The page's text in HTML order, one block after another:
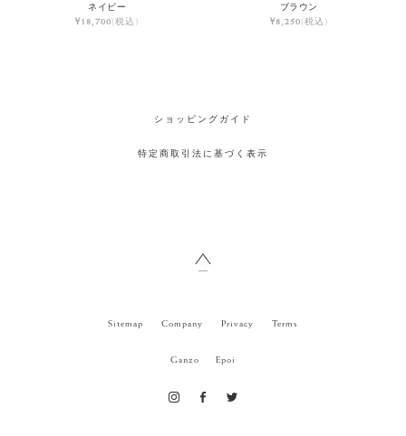
ネイビー
¥18,700(税込)
ブラウン
¥8,250(税込)
ショッピングガイド
特定商取引法に基づく表示
Sitemap Company Privacy Terms
Ganzo Epoi